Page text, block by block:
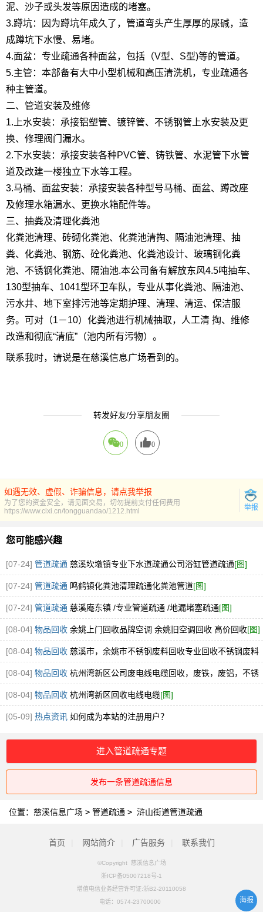
泥、沙子或头发等原因造成的堵塞。
3.蹲坑：因为蹲坑年成久了，管道弯头产生厚厚的尿碱，造
成蹲坑下水慢、易堵。
4.面盆：专业疏通各种面盆，包括（V型、S型)等的管道。
5.主管：本部备有大中小型机械和高压清洗机，专业疏通各
种主管道。
二、管道安装及维修
1.上水安装：承接铝塑管、镀锌管、不锈钢管上水安装及更
换、修理阀门漏水。
2.下水安装：承接安装各种PVC管、铸铁管、水泥管下水管
道及改建一楼独立下水等工程。
3.马桶、面盆安装：承接安装各种型号马桶、面盆、蹲改座
及修理水箱漏水、更换水箱配件等。
三、抽粪及清理化粪池
化粪池清理、砖砌化粪池、化粪池清掏、隔油池清理、抽
粪、化粪池、钢筋、砼化粪池、化粪池设计、玻璃钢化粪
池、不锈钢化粪池、隔油池.本公司备有解放东风4.5吨抽车、
130型抽车、1041型环卫车队，专业从事化粪池、隔油池、
污水井、地下室排污池等定期护理、清理、清运、保洁服
务。可对（1－10）化粪池进行机械抽取，人工清 掏、维修
改造和彻底“清底”（池内所有污物）。
联系我时，请说是在慈溪信息广场看到的。
转发好友/分享朋友圈
0 0
如遇无效、虚假、诈骗信息，请点我举报
为了您的资金安全，请见面交易，切勿提前支付任何费用
举报
https://www.cixi.cn/tongguandao/1212.html
您可能感兴趣
[07-24] 管道疏通 慈溪坎墩镇专业下水道疏通公司浴缸管道疏通[图]
[07-24] 管道疏通 鸣鹤镇化粪池清理疏通化粪池管道[图]
[07-24] 管道疏通 慈溪庵东镇 /专业管道疏通 /地漏堵塞疏通[图]
[08-04] 物品回收 余姚上门回收品牌空调 余姚旧空调回收 高价回收[图]
[08-04] 物品回收 慈溪市，余姚市不锈钢废料回收专业回收不锈钢废料
304.316厂家直接收购[图]
[08-04] 物品回收 杭州湾新区公司废电线电缆回收，废铁，废铝，不锈
钢回收[图]
[08-04] 物品回收 杭州湾新区回收电线电缆[图]
[05-09] 热点资讯 如何成为本站的注册用户？
进入管道疏通专题
发布一条管道疏通信息
位置： 慈溪信息广场 > 管道疏通 > 浒山街道管道疏通
首页 网站简介 广告服务 联系我们
©Copyright 慈溪信息广场
浙ICP备05007218号-1
增值电信业务经营许可证:浙B2-20110058
电话： 0574-23700000 海报